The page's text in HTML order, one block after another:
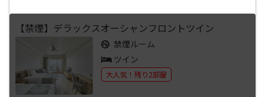
【禁煙】デラックスオーシャンフロントツイン
禁煙ルーム
ツイン
大人気！残り2部屋